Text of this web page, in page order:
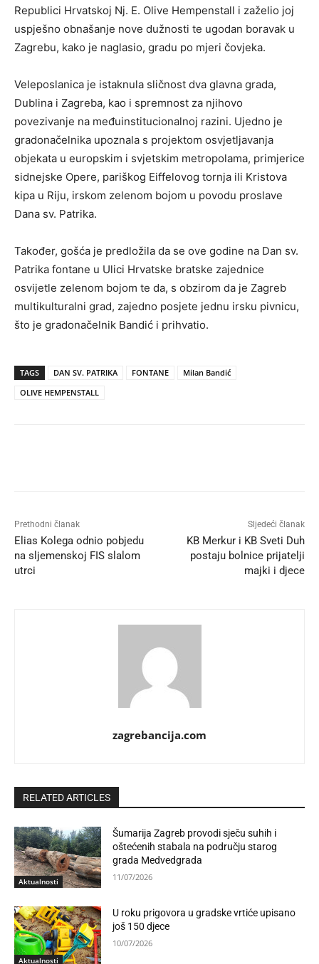
Republici Hrvatskoj Nj. E. Olive Hempenstall i zaželio joj
uspješno obnašanje nove dužnosti te ugodan boravak u
Zagrebu, kako je naglasio, gradu po mjeri čovjeka.
Veleposlanica je istaknula sličnost dva glavna grada,
Dublina i Zagreba, kao i spremnost za njihovo
povezivanje na međuinstitucionalnoj razini. Ujedno je
gradonačelnika upoznala s projektom osvjetljavanja
objekata u europskim i svjetskim metropolama, primjerice
sidnejske Opere, pariškog Eiffelovog tornja ili Kristova
kipa u Riju, irskom zelenom bojom u povodu proslave
Dana sv. Patrika.
Također, gošća je predložila da se ove godine na Dan sv.
Patrika fontane u Ulici Hrvatske bratske zajednice
osvijetle zelenom bojom te da, s obzirom da je Zagreb
multikulturalni grad, zajedno posjete jednu irsku pivnicu,
što je gradonačelnik Bandić i prihvatio.
TAGS DAN SV. PATRIKA FONTANE
Milan Bandić
OLIVE HEMPENSTALL
Prethodni članak
Elias Kolega odnio pobjedu
na sljemenskoj FIS slalom
utrci
Sljedeći članak
KB Merkur i KB Sveti Duh
postaju bolnice prijatelji
majki i djece
zagrebancija.com
RELATED ARTICLES
Aktualnosti
Šumarija Zagreb provodi sječu suhih i
oštećenih stabala na području starog
grada Medvedgrada
11/07/2026
Aktualnosti
U roku prigovora u gradske vrtiće upisano
još 150 djece
10/07/2026